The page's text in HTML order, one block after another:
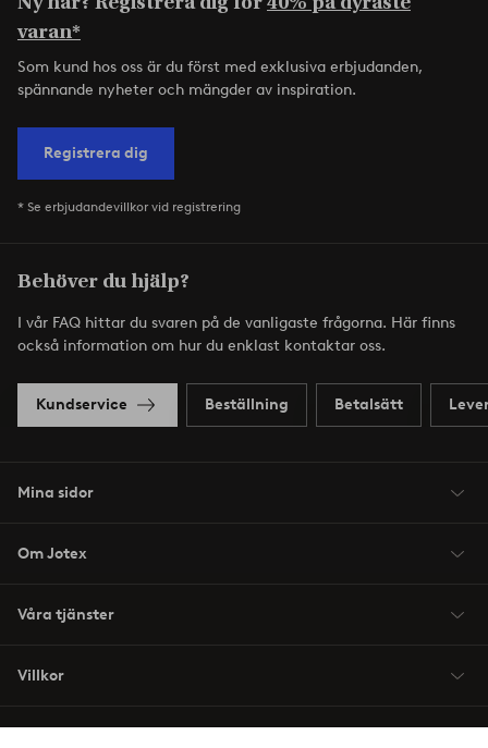
varan*
Som kund hos oss är du först med exklusiva erbjudanden,
spännande nyheter och mängder av inspiration.
Registrera dig
* Se erbjudandevillkor vid registrering
Behöver du hjälp?
I vår FAQ hittar du svaren på de vanligaste frågorna. Här finns
också information om hur du enklast kontaktar oss.
Kundservice Beställning Betalsätt
Mina sidor
Om Jotex
Våra tjänster
Villkor